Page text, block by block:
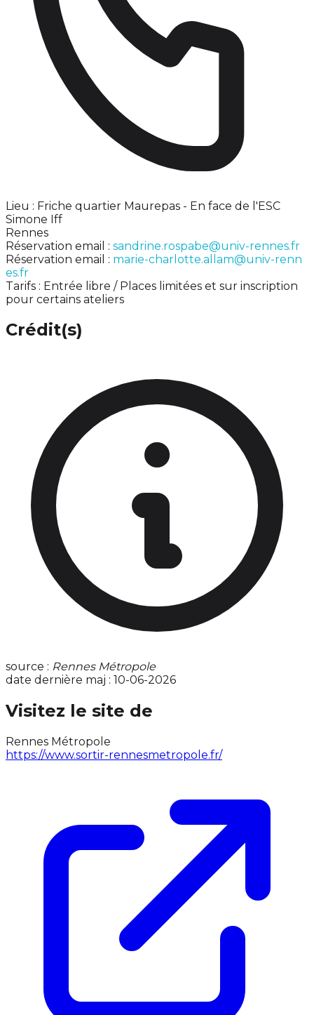
Lieu : Friche quartier Maurepas - En face de l'ESC
Simone Iff
Rennes
Réservation email : sandrine.rospabe@univ-rennes.fr
Réservation email : marie-charlotte.allam@univ-renn
es.fr
Tarifs : Entrée libre / Places limitées et sur inscription
pour certains ateliers
Crédit(s)
source : Rennes Métropole
date dernière maj : 10-06-2026
Visitez le site de
Rennes Métropole
https://www.sortir-rennesmetropole.fr/